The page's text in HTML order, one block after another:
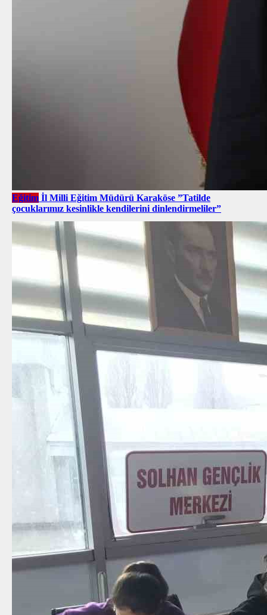
Eğitim İl Milli Eğitim Müdürü Karaköse ”Tatilde
çocuklarımız kesinlikle kendilerini dinlendirmeliler”